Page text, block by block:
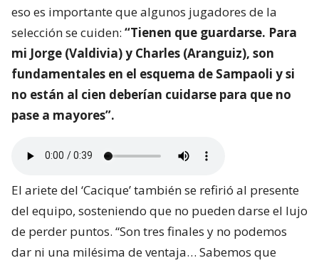
eso es importante que algunos jugadores de la
selección se cuiden: “Tienen que guardarse. Para
mi Jorge (Valdivia) y Charles (Aranguiz), son
fundamentales en el esquema de Sampaoli y si
no están al cien deberían cuidarse para que no
pase a mayores”.
El ariete del ‘Cacique’ también se refirió al presente
del equipo, sosteniendo que no pueden darse el lujo
de perder puntos. “Son tres finales y no podemos
dar ni una milésima de ventaja… Sabemos que